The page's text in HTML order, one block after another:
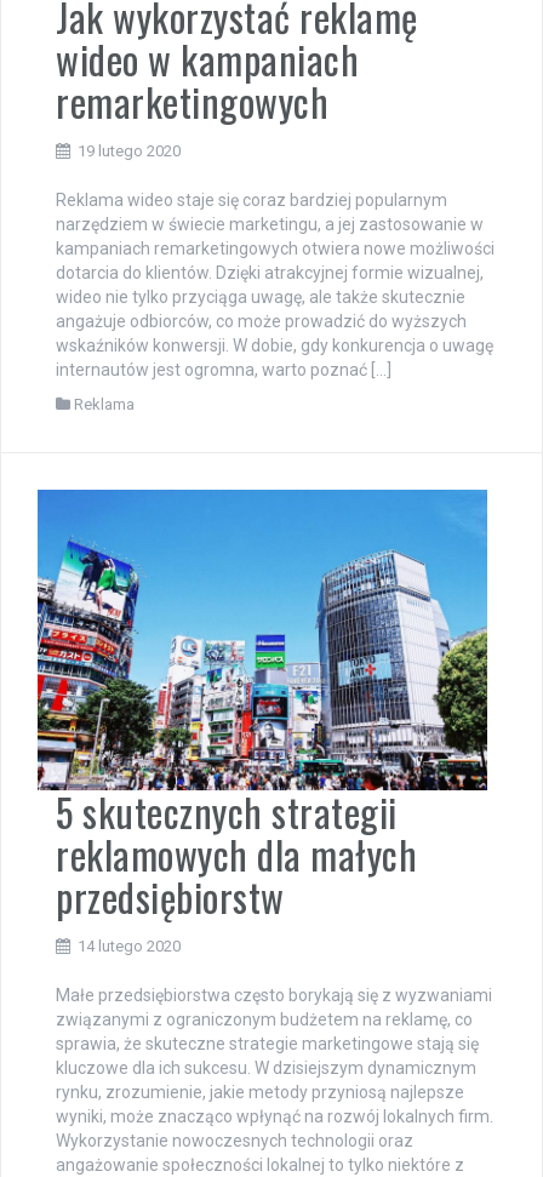
Jak wykorzystać reklamę
wideo w kampaniach
remarketingowych
19 lutego 2020
Reklama wideo staje się coraz bardziej popularnym
narzędziem w świecie marketingu, a jej zastosowanie w
kampaniach remarketingowych otwiera nowe możliwości
dotarcia do klientów. Dzięki atrakcyjnej formie wizualnej,
wideo nie tylko przyciąga uwagę, ale także skutecznie
angażuje odbiorców, co może prowadzić do wyższych
wskaźników konwersji. W dobie, gdy konkurencja o uwagę
internautów jest ogromna, warto poznać […]
Reklama
5 skutecznych strategii
reklamowych dla małych
przedsiębiorstw
14 lutego 2020
Małe przedsiębiorstwa często borykają się z wyzwaniami
związanymi z ograniczonym budżetem na reklamę, co
sprawia, że skuteczne strategie marketingowe stają się
kluczowe dla ich sukcesu. W dzisiejszym dynamicznym
rynku, zrozumienie, jakie metody przyniosą najlepsze
wyniki, może znacząco wpłynąć na rozwój lokalnych firm.
Wykorzystanie nowoczesnych technologii oraz
angażowanie społeczności lokalnej to tylko niektóre z